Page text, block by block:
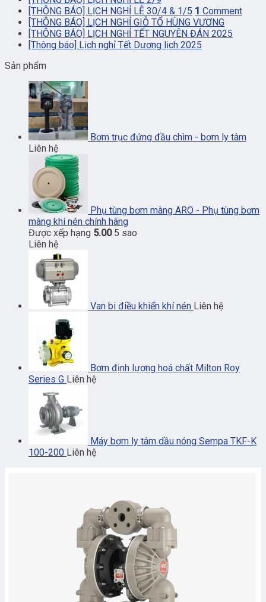
[THÔNG BÁO] LỊCH NGHỈ LỄ 30/4 & 1/5 1 Comment
[THÔNG BÁO] LỊCH NGHỈ GIỖ TỔ HÙNG VƯƠNG
[THÔNG BÁO] LỊCH NGHỈ TẾT NGUYÊN ĐÁN 2025
[Thông báo] Lịch nghỉ Tết Dương lịch 2025
Sản phẩm
Bơm trục đứng đầu chìm - bơm ly tâm
Liên hệ
Phụ tùng bơm màng ARO - Phụ tùng bơm
màng khí nén chính hãng
Được xếp hạng 5.005 sao
Liên hệ
Van bi điều khiển khí nén Liên hệ
Bơm định lượng hoá chất Milton Roy
Series G Liên hệ
Máy bơm ly tâm dầu nóng Sempa TKF-K
100-200 Liên hệ